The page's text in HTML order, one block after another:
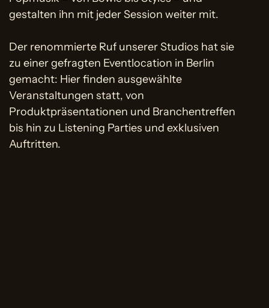
gestalten ihn mit jeder Session weiter mit.
Der renommierte Ruf unserer Studios hat sie
zu einer gefragten Eventlocation in Berlin
gemacht: Hier finden ausgewählte
Veranstaltungen statt, von
Produktpräsentationen und Branchentreffen
bis hin zu Listening Parties und exklusiven
Auftritten.